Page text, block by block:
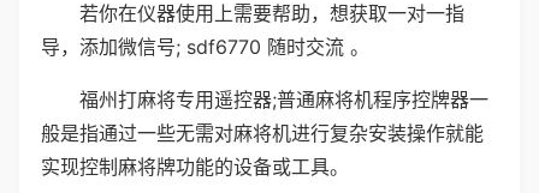
若你在仪器使用上需要帮助，想获取一对一指
导，添加微信号; sdf6770 随时交流 。
福州打麻将专用遥控器;普通麻将机程序控牌器一
般是指通过一些无需对麻将机进行复杂安装操作就能
实现控制麻将牌功能的设备或工具。